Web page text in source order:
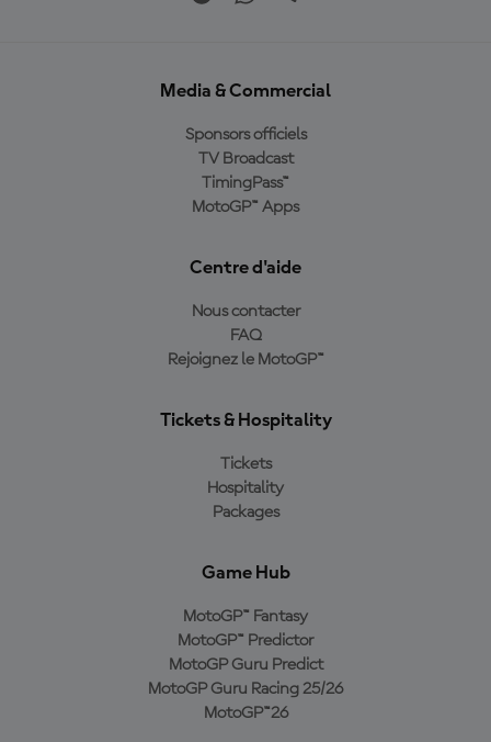
Media & Commercial
Sponsors officiels
TV Broadcast
TimingPass™
MotoGP™ Apps
Centre d'aide
Nous contacter
FAQ
Rejoignez le MotoGP™
Tickets & Hospitality
Tickets
Hospitality
Packages
Game Hub
MotoGP™ Fantasy
MotoGP™ Predictor
MotoGP Guru Predict
MotoGP Guru Racing 25/26
MotoGP™26